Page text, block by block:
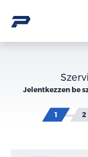
Jelentkezzen be